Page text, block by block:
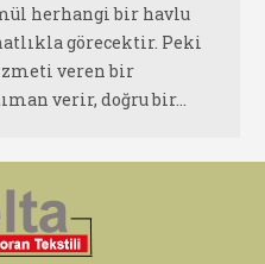
herhangi bir havlu
görecektir. Peki
veren bir
verir, doğru bir…